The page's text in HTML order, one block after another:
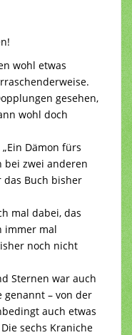
wohl etwas
gesehen,
wohl doch
Dämon fürs
bei zwei anderen
das Buch bisher
mal dabei, das
immer mal
noch nicht
Sternen war auch
genannt – von der
auch etwas
sechs Kraniche